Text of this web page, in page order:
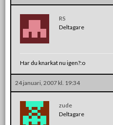
RS
Deltagare
Har du knarkat nu igen?:o
24 januari, 2007 kl. 19:34
zude
Deltagare